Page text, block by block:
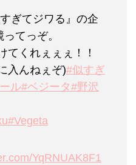
ぎてジワる』の企
てっぞ。
てくれぇぇぇ！！
入んねぇぞ)#似すぎ
ル#ベジータ#野沢
#Vegeta
YqRNUAK8F1